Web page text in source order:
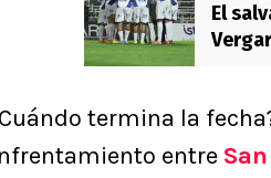
El
termina la
entre